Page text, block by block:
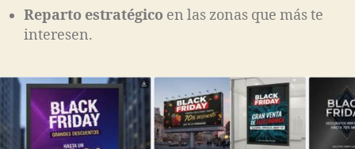
Reparto estratégico en las zonas que más te
interesen.